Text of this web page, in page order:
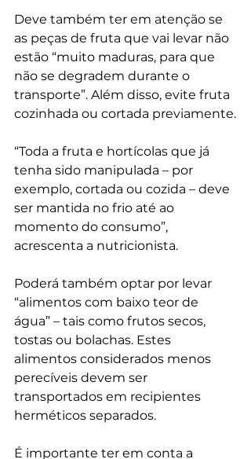
Deve também ter em atenção se
as peças de fruta que vai levar não
estão “muito maduras, para que
não se degradem durante o
transporte”. Além disso, evite fruta
cozinhada ou cortada previamente.
“Toda a fruta e hortícolas que já
tenha sido manipulada – por
exemplo, cortada ou cozida – deve
ser mantida no frio até ao
momento do consumo”,
acrescenta a nutricionista.
Poderá também optar por levar
“alimentos com baixo teor de
água” – tais como frutos secos,
tostas ou bolachas. Estes
alimentos considerados menos
perecíveis devem ser
transportados em recipientes
herméticos separados.
É importante ter em conta a